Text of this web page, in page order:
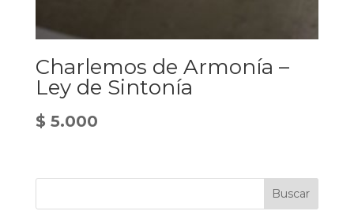
Charlemos de Armonía –
Ley de Sintonía
$ 5.000
Buscar